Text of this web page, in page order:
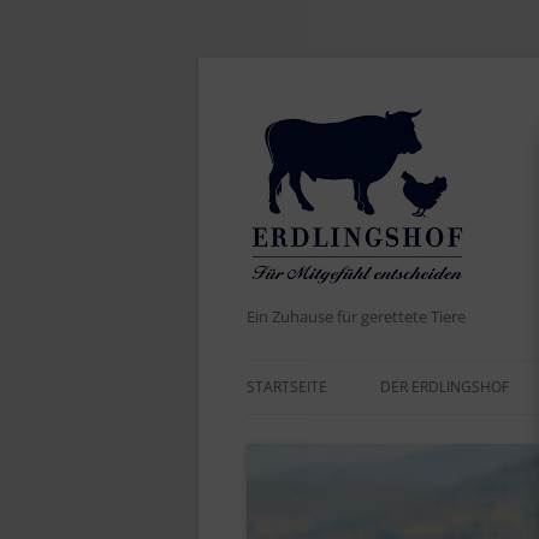
Ein Zuhause für gerettete Tiere
STARTSEITE DER ERDLINGSHOF